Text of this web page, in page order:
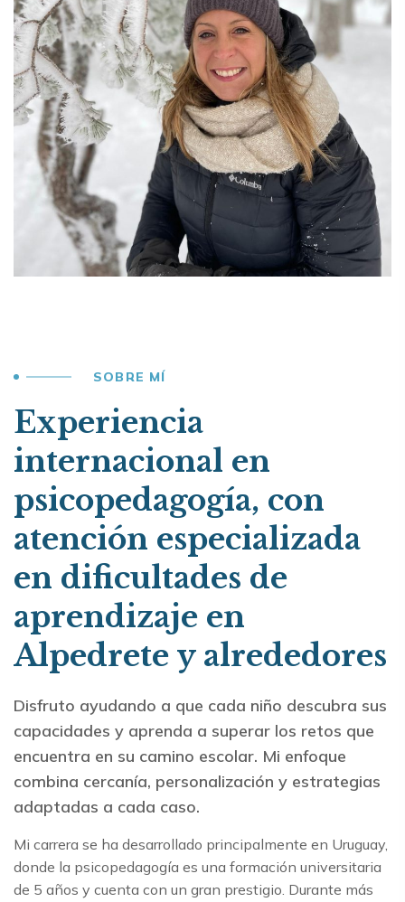
SOBRE MÍ
Experiencia
internacional en
psicopedagogía, con
atención especializada
en dificultades de
aprendizaje en
Alpedrete y alrededores
Disfruto ayudando a que cada niño descubra sus
capacidades y aprenda a superar los retos que
encuentra en su camino escolar. Mi enfoque
combina cercanía, personalización y estrategias
adaptadas a cada caso.
Mi carrera se ha desarrollado principalmente en Uruguay,
donde la psicopedagogía es una formación universitaria
de 5 años y cuenta con un gran prestigio. Durante más